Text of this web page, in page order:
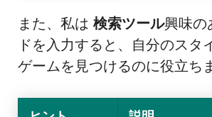
また、私は 検索ツール興味の
ドを入力すると、自分のスタ
ゲームを見つけるのに役立ち